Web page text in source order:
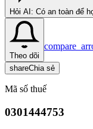
Hỏi AI: Có an toàn để
Theo dõi
shareChia sẻ
Mã số thuế
0301444753